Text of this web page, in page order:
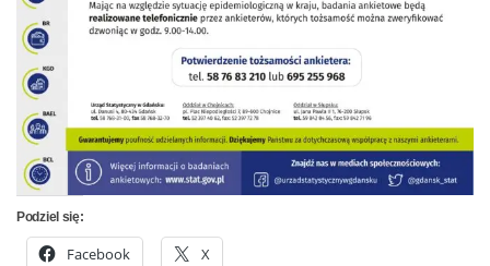
Podziel się:
Facebook X